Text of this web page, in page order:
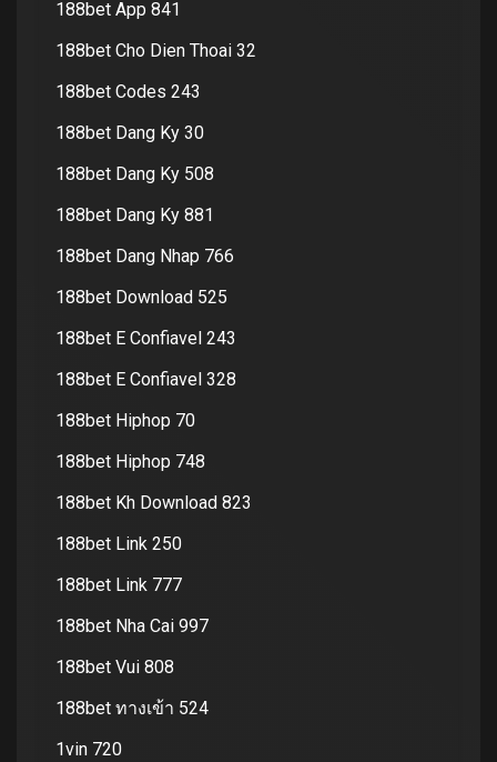
188bet App 841
188bet Cho Dien Thoai 32
188bet Codes 243
188bet Dang Ky 30
188bet Dang Ky 508
188bet Dang Ky 881
188bet Dang Nhap 766
188bet Download 525
188bet E Confiavel 243
188bet E Confiavel 328
188bet Hiphop 70
188bet Hiphop 748
188bet Kh Download 823
188bet Link 250
188bet Link 777
188bet Nha Cai 997
188bet Vui 808
188bet ทางเข้า 524
1vin 720